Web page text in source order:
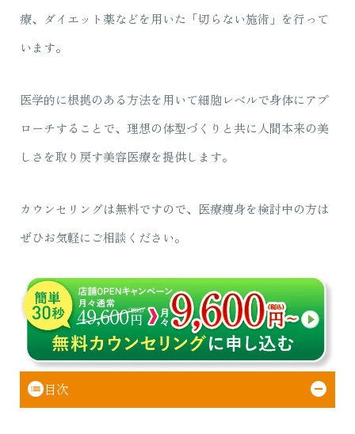
療、ダイエット薬などを用いた「切らない施術」を行って
います。
医学的に根拠のある方法を用いて細胞レベルで身体にアプ
ローチすることで、理想の体型づくりと共に人間本来の美
しさを取り戻す美容医療を提供します。
カウンセリングは無料ですので、医療痩身を検討中の方は
ぜひお気軽にご相談ください。
目次